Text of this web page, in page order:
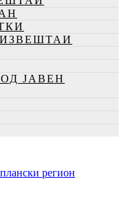
ЈАВЕН